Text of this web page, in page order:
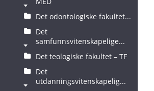
Det odontologiske fakultet...
Det
samfunnsvitenskapelige...
Det teologiske fakultet – TF
Det
utdanningsvitenskapelig...